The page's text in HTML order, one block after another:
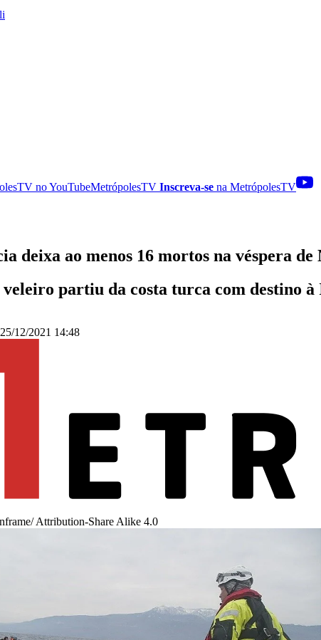
noYouTubeMetrópolesTV Inscreva-se na MetrópolesTV
deixa ao menos 16 mortos na véspera de
veleiro partiu da costa turca com destino
25/12/2021 14:48
Attribution-Share Alike 4.0